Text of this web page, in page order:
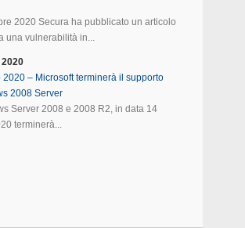
2020 Secura ha pubblicato un articolo
una vulnerabilità in...
2020
2020 – Microsoft terminerà il supporto
2008 Server
Server 2008 e 2008 R2, in data 14
terminerà...